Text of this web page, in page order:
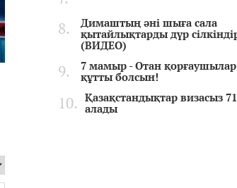
Димаштың әні шыға сала
қытайлықтарды дүр
(ВИДЕО)
7 мамыр - Отан қорғаушылар
құтты болсын!
Қазақстандықтар визасыз
алады